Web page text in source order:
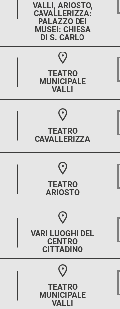
VALLI, ARIOSTO,
CAVALLERIZZA:
PALAZZO DEI
MUSEI: CHIESA
DI S. CARLO
TEATRO
MUNICIPALE
VALLI
TEATRO
CAVALLERIZZA
TEATRO
ARIOSTO
VARI LUOGHI DEL
CENTRO
CITTADINO
TEATRO
MUNICIPALE
VALLI